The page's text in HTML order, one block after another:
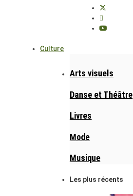
Culture
Arts visuels
Danse et Théâtre
Livres
Mode
Musique
Les plus récents